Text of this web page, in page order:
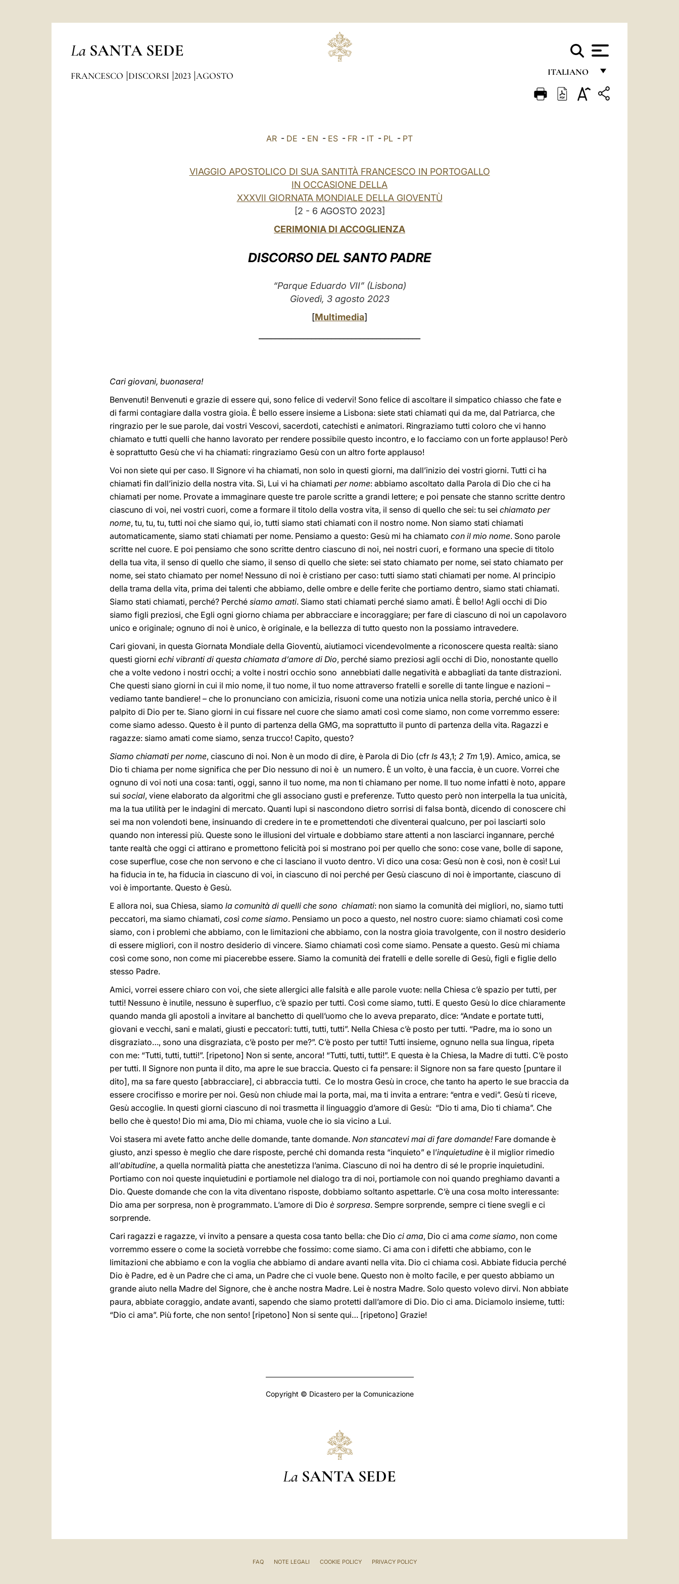
La SANTA SEDE
ITALIANO
FRANÇAIS
FRANCESCO DISCORSI 2023 AGOSTO
AR - DE - EN - ES - FR - IT - PL - PT
VIAGGIO APOSTOLICO DI SUA SANTITÀ FRANCESCO IN PORTOGALLO
IN OCCASIONE DELLA
XXXVII GIORNATA MONDIALE DELLA GIOVENTÙ
[2 - 6 AGOSTO 2023]
CERIMONIA DI ACCOGLIENZA
DISCORSO DEL SANTO PADRE
“Parque Eduardo VII” (Lisbona)
Giovedì, 3 agosto 2023
[Multimedia]
Cari giovani, buonasera!
Benvenuti! Benvenuti e grazie di essere qui, sono felice di vedervi! Sono felice di ascoltare il simpatico chiasso che fate e
di farmi contagiare dalla vostra gioia. È bello essere insieme a Lisbona: siete stati chiamati qui da me, dal Patriarca, che
ringrazio per le sue parole, dai vostri Vescovi, sacerdoti, catechisti e animatori. Ringraziamo tutti coloro che vi hanno
chiamato e tutti quelli che hanno lavorato per rendere possibile questo incontro, e lo facciamo con un forte applauso! Però
è soprattutto Gesù che vi ha chiamati: ringraziamo Gesù con un altro forte applauso!
Voi non siete qui per caso. Il Signore vi ha chiamati, non solo in questi giorni, ma dall’inizio dei vostri giorni. Tutti ci ha
chiamati fin dall’inizio della nostra vita. Sì, Lui vi ha chiamati per nome: abbiamo ascoltato dalla Parola di Dio che ci ha
chiamati per nome. Provate a immaginare queste tre parole scritte a grandi lettere; e poi pensate che stanno scritte dentro
ciascuno di voi, nei vostri cuori, come a formare il titolo della vostra vita, il senso di quello che sei: tu sei chiamato per
nome, tu, tu, tu, tutti noi che siamo qui, io, tutti siamo stati chiamati con il nostro nome. Non siamo stati chiamati
automaticamente, siamo stati chiamati per nome. Pensiamo a questo: Gesù mi ha chiamato con il mio nome. Sono parole
scritte nel cuore. E poi pensiamo che sono scritte dentro ciascuno di noi, nei nostri cuori, e formano una specie di titolo
della tua vita, il senso di quello che siamo, il senso di quello che siete: sei stato chiamato per nome, sei stato chiamato per
nome, sei stato chiamato per nome! Nessuno di noi è cristiano per caso: tutti siamo stati chiamati per nome. Al principio
della trama della vita, prima dei talenti che abbiamo, delle ombre e delle ferite che portiamo dentro, siamo stati chiamati.
Siamo stati chiamati, perché? Perché siamo amati. Siamo stati chiamati perché siamo amati. È bello! Agli occhi di Dio
siamo figli preziosi, che Egli ogni giorno chiama per abbracciare e incoraggiare; per fare di ciascuno di noi un capolavoro
unico e originale; ognuno di noi è unico, è originale, e la bellezza di tutto questo non la possiamo intravedere.
Cari giovani, in questa Giornata Mondiale della Gioventù, aiutiamoci vicendevolmente a riconoscere questa realtà: siano
questi giorni echi vibranti di questa chiamata d’amore di Dio, perché siamo preziosi agli occhi di Dio, nonostante quello
che a volte vedono i nostri occhi; a volte i nostri occhio sono annebbiati dalle negatività e abbagliati da tante distrazioni.
Che questi siano giorni in cui il mio nome, il tuo nome, il tuo nome attraverso fratelli e sorelle di tante lingue e nazioni –
vediamo tante bandiere! – che lo pronunciano con amicizia, risuoni come una notizia unica nella storia, perché unico è il
palpito di Dio per te. Siano giorni in cui fissare nel cuore che siamo amati così come siamo, non come vorremmo essere:
come siamo adesso. Questo è il punto di partenza della GMG, ma soprattutto il punto di partenza della vita. Ragazzi e
ragazze: siamo amati come siamo, senza trucco! Capito, questo?
Siamo chiamati per nome, ciascuno di noi. Non è un modo di dire, è Parola di Dio (cfr Is 43,1; 2 Tm 1,9). Amico, amica, se
Dio ti chiama per nome significa che per Dio nessuno di noi è un numero. È un volto, è una faccia, è un cuore. Vorrei che
ognuno di voi noti una cosa: tanti, oggi, sanno il tuo nome, ma non ti chiamano per nome. Il tuo nome infatti è noto, appare
sui social, viene elaborato da algoritmi che gli associano gusti e preferenze. Tutto questo però non interpella la tua unicità,
ma la tua utilità per le indagini di mercato. Quanti lupi si nascondono dietro sorrisi di falsa bontà, dicendo di conoscere chi
sei ma non volendoti bene, insinuando di credere in te e promettendoti che diventerai qualcuno, per poi lasciarti solo
quando non interessi più. Queste sono le illusioni del virtuale e dobbiamo stare attenti a non lasciarci ingannare, perché
tante realtà che oggi ci attirano e promettono felicità poi si mostrano poi per quello che sono: cose vane, bolle di sapone,
cose superflue, cose che non servono e che ci lasciano il vuoto dentro. Vi dico una cosa: Gesù non è così, non è così! Lui
ha fiducia in te, ha fiducia in ciascuno di voi, in ciascuno di noi perché per Gesù ciascuno di noi è importante, ciascuno di
voi è importante. Questo è Gesù.
E allora noi, sua Chiesa, siamo la comunità di quelli che sono chiamati: non siamo la comunità dei migliori, no, siamo tutti
peccatori, ma siamo chiamati, così come siamo. Pensiamo un poco a questo, nel nostro cuore: siamo chiamati così come
siamo, con i problemi che abbiamo, con le limitazioni che abbiamo, con la nostra gioia travolgente, con il nostro desiderio
di essere migliori, con il nostro desiderio di vincere. Siamo chiamati così come siamo. Pensate a questo. Gesù mi chiama
così come sono, non come mi piacerebbe essere. Siamo la comunità dei fratelli e delle sorelle di Gesù, figli e figlie dello
stesso Padre.
Amici, vorrei essere chiaro con voi, che siete allergici alle falsità e alle parole vuote: nella Chiesa c’è spazio per tutti, per
tutti! Nessuno è inutile, nessuno è superfluo, c’è spazio per tutti. Così come siamo, tutti. E questo Gesù lo dice chiaramente
quando manda gli apostoli a invitare al banchetto di quell’uomo che lo aveva preparato, dice: “Andate e portate tutti,
giovani e vecchi, sani e malati, giusti e peccatori: tutti, tutti, tutti”. Nella Chiesa c’è posto per tutti. “Padre, ma io sono un
disgraziato…, sono una disgraziata, c’è posto per me?”. C’è posto per tutti! Tutti insieme, ognuno nella sua lingua, ripeta
con me: “Tutti, tutti, tutti!”. [ripetono] Non si sente, ancora! “Tutti, tutti, tutti!”. E questa è la Chiesa, la Madre di tutti. C’è posto
per tutti. Il Signore non punta il dito, ma apre le sue braccia. Questo ci fa pensare: il Signore non sa fare questo [puntare il
dito], ma sa fare questo [abbracciare], ci abbraccia tutti. Ce lo mostra Gesù in croce, che tanto ha aperto le sue braccia da
essere crocifisso e morire per noi. Gesù non chiude mai la porta, mai, ma ti invita a entrare: “entra e vedi”. Gesù ti riceve,
Gesù accoglie. In questi giorni ciascuno di noi trasmetta il linguaggio d’amore di Gesù: “Dio ti ama, Dio ti chiama”. Che
bello che è questo! Dio mi ama, Dio mi chiama, vuole che io sia vicino a Lui.
Voi stasera mi avete fatto anche delle domande, tante domande. Non stancatevi mai di fare domande!Fare domande è
giusto, anzi spesso è meglio che dare risposte, perché chi domanda resta “inquieto” e l’inquietudine è il miglior rimedio
all’abitudine, a quella normalità piatta che anestetizza l’anima. Ciascuno di noi ha dentro di sé le proprie inquietudini.
Portiamo con noi queste inquietudini e portiamole nel dialogo tra di noi, portiamole con noi quando preghiamo davanti a
Dio. Queste domande che con la vita diventano risposte, dobbiamo soltanto aspettarle. C’è una cosa molto interessante:
Dio ama per sorpresa, non è programmato. L’amore di Dio è sorpresa. Sempre sorprende, sempre ci tiene svegli e ci
sorprende.
Cari ragazzi e ragazze, vi invito a pensare a questa cosa tanto bella: che Dio ci ama, Dio ci ama come siamo, non come
vorremmo essere o come la società vorrebbe che fossimo: come siamo. Ci ama con i difetti che abbiamo, con le
limitazioni che abbiamo e con la voglia che abbiamo di andare avanti nella vita. Dio ci chiama così. Abbiate fiducia perché
Dio è Padre, ed è un Padre che ci ama, un Padre che ci vuole bene. Questo non è molto facile, e per questo abbiamo un
grande aiuto nella Madre del Signore, che è anche nostra Madre. Lei è nostra Madre. Solo questo volevo dirvi. Non abbiate
paura, abbiate coraggio, andate avanti, sapendo che siamo protetti dall’amore di Dio. Dio ci ama. Diciamolo insieme, tutti:
“Dio ci ama”. Più forte, che non sento! [ripetono] Non si sente qui… [ripetono] Grazie!
Copyright © Dicastero per la Comunicazione
La SANTA SEDE
FAQ NOTE LEGALI COOKIE POLICY PRIVACY POLICY